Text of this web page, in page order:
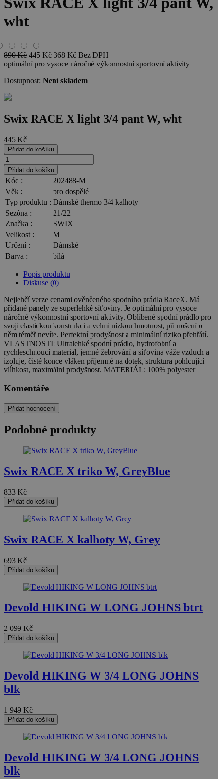
wht
890Kč 445 Kč 368 Kč Bez DPH
optimální pro vysoce náročné výkonnostní sportovní aktivity
Dostupnost: Není skladem
Swix RACE X light 3/4 pant W, wht
445 Kč
Přidat do košíku
Přidat do košíku
Kód :
202488-M
Věk :
pro dospělé
Typ produktu : Dámské thermo 3/4 kalhoty
Sezóna :
21/22
Značka :
SWIX
Velikost :
M
Určení :
Dámské
Barva :
bílá
Popis produktu
Diskuse (0)
Nejlehčí verze cenami ověnčeného spodního prádla RaceX. Má
přidané panely ze superlehké síťoviny. Je optimální pro vysoce
náročné výkonnostní sportovní aktivity. Oblíbené spodní prádlo pro
svoji elastickou konstrukci a velmi nízkou hmotnost, při nošení o
něm téměř nevíte. Perfektní prodyšnost a minimální riziko přehřátí.
VLASTNOSTI: Ultralehké spodní prádlo, hydrofobní a
rychleschnoucí materiál, jemné žebrování a síťovina váže vzduch a
izoluje, čisté konce vláken příjemné na dotek, struktura pohlcující
vlĺhkost, maximální prodyšnost. MATERIÁL: 100% polyester
Komentáře
Přidat hodnocení
Podobné produkty
Swix RACE X triko W, GreyBlue
833 Kč
Přidat do košíku
Swix RACE X kalhoty W, Grey
693 Kč
Přidat do košíku
Devold HIKING W LONG JOHNS btrt
2 099 Kč
Přidat do košíku
Devold HIKING W 3/4 LONG JOHNS
blk
1 949 Kč
Přidat do košíku
Devold HIKING W 3/4 LONG JOHNS
blk